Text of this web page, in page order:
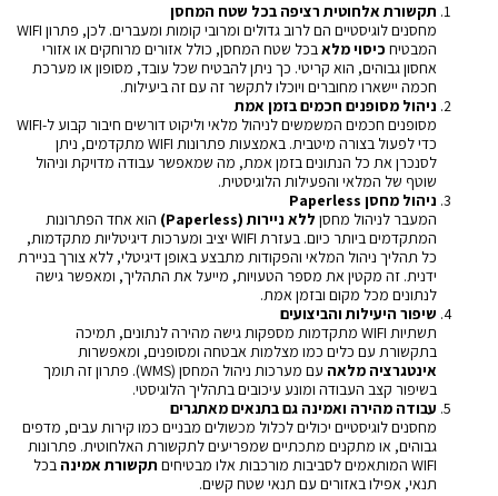
תקשורת אלחוטית רציפה בכל שטח המחסן
מחסנים לוגיסטיים הם לרוב גדולים ומרובי קומות ומעברים. לכן, פתרון WIFI
המבטיח כיסוי מלאבכל שטח המחסן, כולל אזורים מרוחקים או אזורי
אחסון גבוהים, הוא קריטי. כך ניתן להבטיח שכל עובד, מסופון או מערכת
חכמה יישארו מחוברים ויוכלו לתקשר זה עם זה ביעילות.
ניהול מסופנים חכמים בזמן אמת
מסופנים חכמים המשמשים לניהול מלאי וליקוט דורשים חיבור קבוע ל-WIFI
כדי לפעול בצורה מיטבית. באמצעות פתרונות WIFI מתקדמים, ניתן
לסנכרן את כל הנתונים בזמן אמת, מה שמאפשר עבודה מדויקת וניהול
שוטף של המלאי והפעילות הלוגיסטית.
ניהול מחסן Paperless
המעבר לניהול מחסן ללא ניירות (Paperless)
הוא אחד הפתרונות
המתקדמים ביותר כיום. בעזרת WIFI יציב ומערכות דיגיטליות מתקדמות,
כל תהליך ניהול המלאי והפקודות מתבצע באופן דיגיטלי, ללא צורך בניירת
ידנית. זה מקטין את מספר הטעויות, מייעל את התהליך, ומאפשר גישה
לנתונים מכל מקום ובזמן אמת.
שיפור היעילות והביצועים
תשתיות WIFI מתקדמות מספקות גישה מהירה לנתונים, תמיכה
בתקשורת עם כלים כמו מצלמות אבטחה ומסופנים, ומאפשרות
אינטגרציה מלאה
עם מערכות ניהול המחסן (WMS). פתרון זה תומך
בשיפור קצב העבודה ומונע עיכובים בתהליך הלוגיסטי.
עבודה מהירה ואמינה גם בתנאים מאתגרים
מחסנים לוגיסטיים יכולים לכלול מכשולים מבניים כמו קירות עבים, מדפים
גבוהים, או מתקנים מתכתיים שמפריעים לתקשורת האלחוטית. פתרונות
WIFI המותאמים לסביבות מורכבות אלו מבטיחים
תקשורת אמינה בכל
תנאי, אפילו באזורים עם תנאי שטח קשים.